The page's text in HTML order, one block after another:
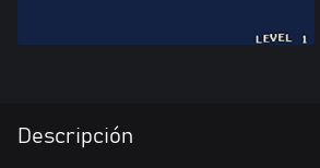
Descripción